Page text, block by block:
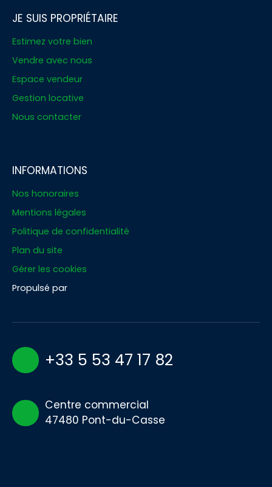
JE SUIS PROPRIÉTAIRE
Estimez votre bien
Vendre avec nous
Espace vendeur
Gestion locative
Nous contacter
INFORMATIONS
Nos honoraires
Mentions légales
Politique de confidentialité
Plan du site
Gérer les cookies
Propulsé par
+33 5 53 47 17 82
Centre commercial
47480 Pont-du-Casse